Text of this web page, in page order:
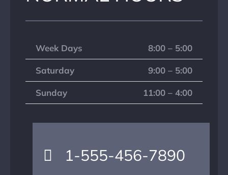
Week Days 8:00 – 5:00
Saturday 9:00 – 5:00
Sunday 11:00 – 4:00
1-555-456-7890